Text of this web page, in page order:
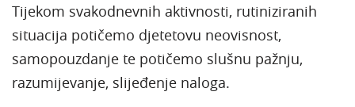
Tijekom svakodnevnih aktivnosti, rutiniziranih
situacija potičemo djetetovu neovisnost,
samopouzdanje te potičemo slušnu pažnju,
razumijevanje, slijeđenje naloga.